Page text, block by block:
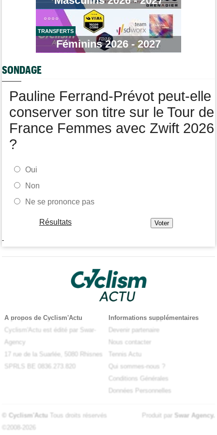
Felix Gall : "L'objectif ? Conserver ce maillot de leader"
Média
Nos vidéos de cyclisme sont sur Youtube : Cyclism'Actu TV
WorldTour
David Lappartient : "Le cyclisme féminin progresse, mais…"
TRANSFERTS
Féminins 2026 - 2027
SONDAGE
Pauline Ferrand-Prévot peut-elle
conserver son titre sur le Tour de
France Femmes avec Zwift 2026
?
Oui
Non
Ne se prononce pas
Résultats
-
A propos de Cyclism'Actu
Cyclism'Actu est édité par Swar-
Agency
17 rue de la Suarlée, 5080 Rhisnes
SPRLS BE 0836.273.820
Informations supplémentaires
Devenir partenaire
Nous contacter
Tennis Actu
Qui sommes-nous ?
Conditions Générales
Données Personnelles
© Cyclism'Actu Tous droits réservés
©2008-2026
Produit par Swar Agency.